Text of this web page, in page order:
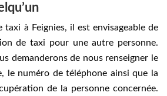
taxi à Feignies, il est envisageable de
de taxi pour une autre personne.
demanderons de nous renseigner le
le numéro de téléphone ainsi que la
de la personne concernée.